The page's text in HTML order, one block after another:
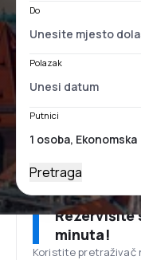
Do
Polazak
Putnici
Pretraga
Rezervišite
minuta!
Koristite pretraživač